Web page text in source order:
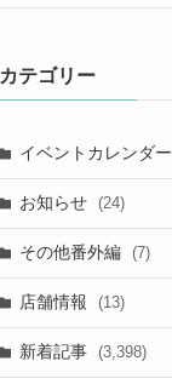
カテゴリー
イベントカレンダー
お知らせ (24)
その他番外編 (7)
店舗情報 (13)
新着記事 (3,398)